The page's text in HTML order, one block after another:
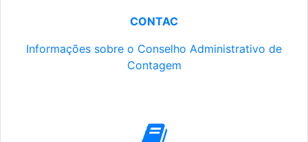
CONTAC
Informações sobre o Conselho Administrativo de
Contagem